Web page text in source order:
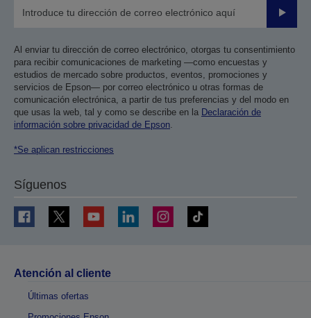
Enviar
Al enviar tu dirección de correo electrónico, otorgas tu consentimiento
para recibir comunicaciones de marketing —como encuestas y
estudios de mercado sobre productos, eventos, promociones y
servicios de Epson— por correo electrónico u otras formas de
comunicación electrónica, a partir de tus preferencias y del modo en
que usas la web, tal y como se describe en la Declaración de
información sobre privacidad de Epson.
*Se aplican restricciones
Síguenos
Atención al cliente
Últimas ofertas